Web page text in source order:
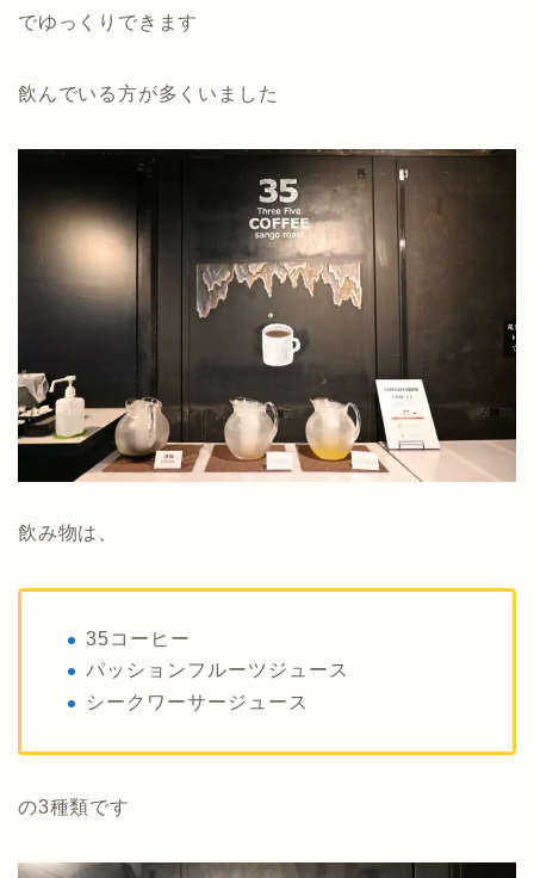
でゆっくりできます
飲んでいる方が多くいました
飲み物は、
35コーヒー
パッションフルーツジュース
シークワーサージュース
の3種類です